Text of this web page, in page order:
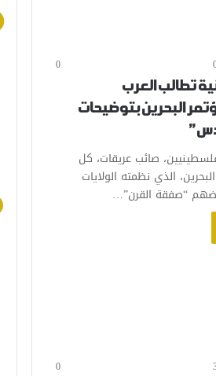
0
تطالب العرب
البحرين بتوضيحات
صائب عريقات، كل
الذي نظمته الولايات
“صفقة القرن”…
0